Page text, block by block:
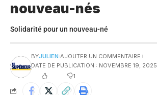
nouveau-nés
Solidarité pour un nouveau-né
BYJULIEN AJOUTER UN COMMENTAIRE
DATE DE PUBLICATION : NOVEMBRE 19, 2025
1